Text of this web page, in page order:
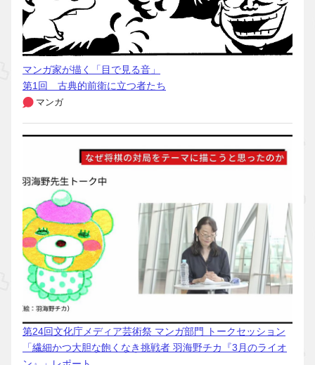
マンガ家が描く「目で見る音」
第1回 古典的前衛に立つ者たち
マンガ
第24回文化庁メディア芸術祭 マンガ部門 トークセッション
「繊細かつ大胆な飽くなき挑戦者 羽海野チカ『3月のライオ